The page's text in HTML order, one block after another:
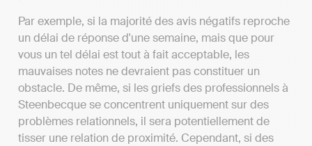
Par exemple, si la majorité des avis négatifs reproche
un délai de réponse d'une semaine, mais que pour
vous un tel délai est tout à fait acceptable, les
mauvaises notes ne devraient pas constituer un
obstacle. De même, si les griefs des professionnels à
Steenbecque se concentrent uniquement sur des
problèmes relationnels, il sera potentiellement de
tisser une relation de proximité. Cependant, si des